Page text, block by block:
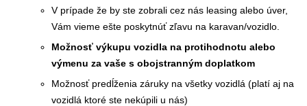
V prípade že by ste zobrali cez nás leasing alebo úver,
Vám vieme ešte poskytnúť zľavu na karavan/vozidlo.
Možnosť výkupu vozidla na protihodnotu alebo
výmenu za vaše s obojstranným doplatkom
Možnosť predĺženia záruky na všetky vozidlá (platí aj na
vozidlá ktoré ste nekúpili u nás)